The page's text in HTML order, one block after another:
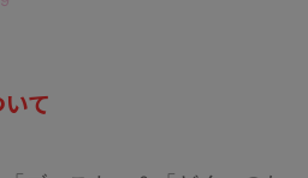
て